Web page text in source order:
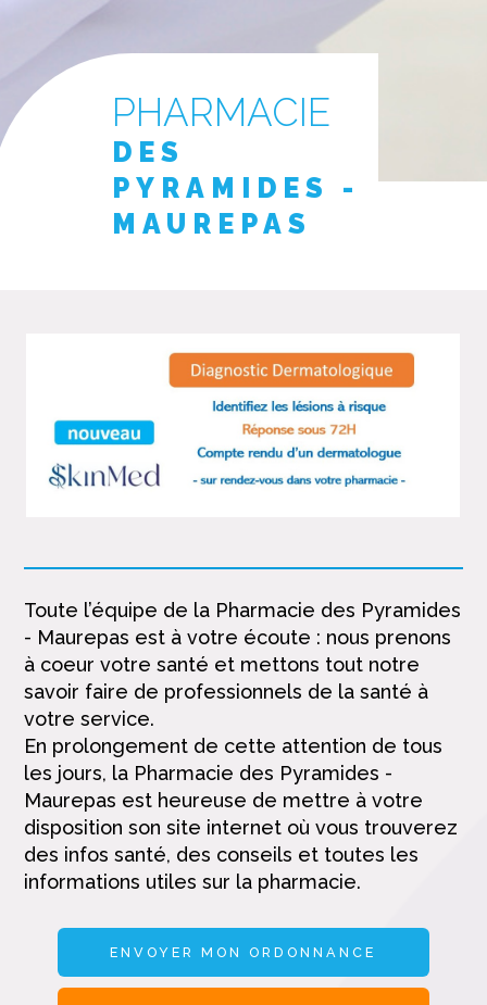
PHARMACIE
DES
PYRAMIDES -
MAUREPAS
Toute l’équipe de la Pharmacie des Pyramides
- Maurepas est à votre écoute : nous prenons
à coeur votre santé et mettons tout notre
savoir faire de professionnels de la santé à
votre service.
En prolongement de cette attention de tous
les jours, la Pharmacie des Pyramides -
Maurepas est heureuse de mettre à votre
disposition son site internet où vous trouverez
des infos santé, des conseils et toutes les
informations utiles sur la pharmacie.
ENVOYER MON ORDONNANCE